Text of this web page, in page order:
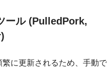
ール (PulledPork,
に更新されるため、手動